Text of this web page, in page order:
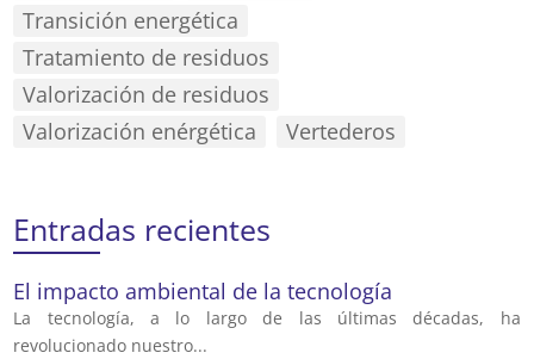
Transición energética
Tratamiento de residuos
Valorización de residuos
Valorización enérgética
Vertederos
Entradas recientes
El impacto ambiental de la tecnología
La tecnología, a lo largo de las últimas décadas, ha
revolucionado nuestro...